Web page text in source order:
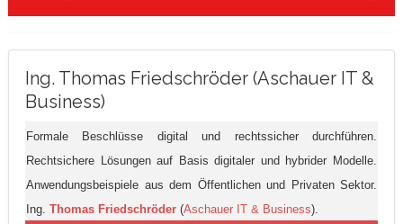
Ing. Thomas Friedschröder (Aschauer IT &
Business)
Formale Beschlüsse digital und rechtssicher durchführen.
Rechtsichere Lösungen auf Basis digitaler und hybrider Modelle.
Anwendungsbeispiele aus dem Öffentlichen und Privaten Sektor.
Ing. Thomas Friedschröder (Aschauer IT & Business).